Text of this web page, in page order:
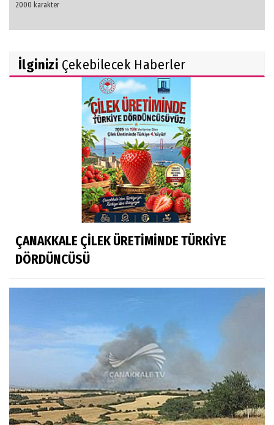
İlginizi Çekebilecek Haberler
ÇANAKKALE ÇİLEK ÜRETİMİNDE TÜRKİYE
DÖRDÜNCÜSÜ